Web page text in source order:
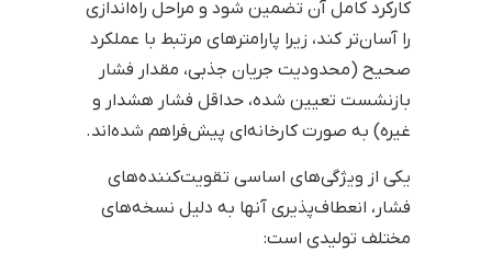
کارکرد کامل آن تضمین شود و مراحل راه‌اندازی
را آسان‌تر کند، زیرا پارامترهای مرتبط با عملکرد
صحیح (محدودیت جریان جذبی، مقدار فشار
بازنشست تعیین شده، حداقل فشار هشدار و
غیره) به صورت کارخانه‌ای پیش‌فراهم شده‌اند.
یکی از ویژگی‌های اساسی تقویت‌کننده‌های
فشار، انعطاف‌پذیری آنها به دلیل نسخه‌های
مختلف تولیدی است: